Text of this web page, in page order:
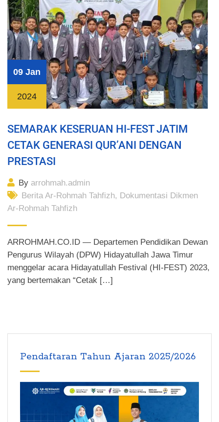
09 Jan
2024
SEMARAK KESERUAN HI-FEST JATIM
CETAK GENERASI QUR’ANI DENGAN
PRESTASI
By arrohmah.admin
Berita Ar-Rohmah Tahfizh, Dokumentasi Dikmen
Ar-Rohmah Tahfizh
ARROHMAH.CO.ID — Departemen Pendidikan Dewan
Pengurus Wilayah (DPW) Hidayatullah Jawa Timur
menggelar acara Hidayatullah Festival (HI-FEST) 2023,
yang bertemakan “Cetak […]
Pendaftaran Tahun Ajaran 2025/2026